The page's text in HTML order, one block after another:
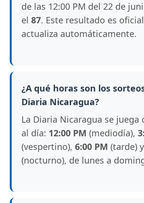
de las 12:00 PM del 22 de
el 87. Este resultado es
actualiza automáticamente.
¿A qué horas son los
Diaria Nicaragua?
La Diaria Nicaragua se juega
al día: 12:00 PM (mediodía),
(vespertino), 6:00 PM (tarde) y
(nocturno), de lunes a